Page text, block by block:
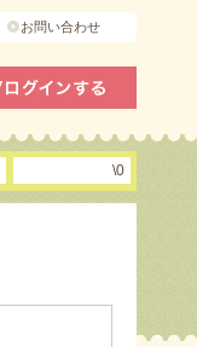
お問い合わせ
\0